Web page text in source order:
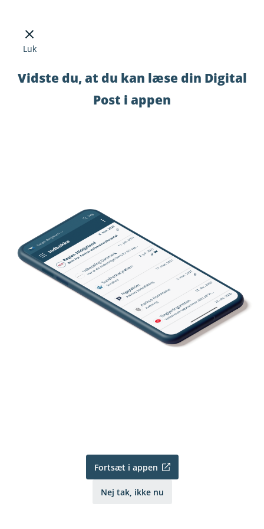
Luk
Vidste du, at du kan læse din Digital
Post i appen
Fortsæt i appen
Nej tak, ikke nu